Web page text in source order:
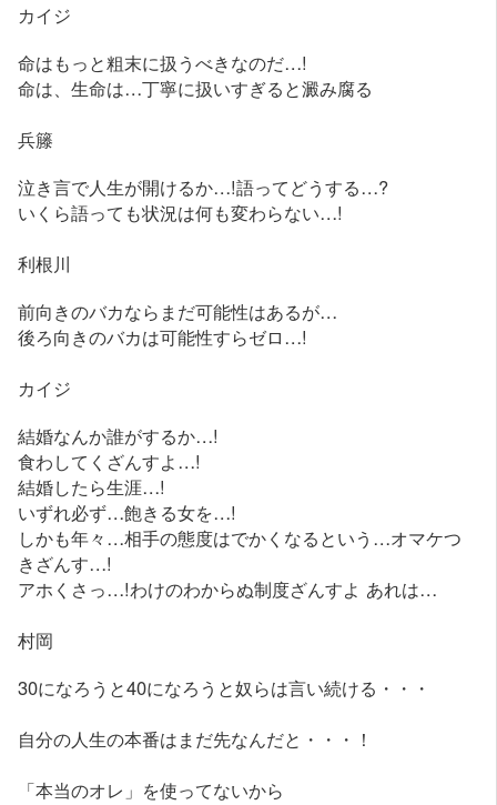
カイジ
命はもっと粗末に扱うべきなのだ…!
命は、生命は…丁寧に扱いすぎると澱み腐る
兵籐
泣き言で人生が開けるか…!語ってどうする…?
いくら語っても状況は何も変わらない…!
利根川
前向きのバカならまだ可能性はあるが…
後ろ向きのバカは可能性すらゼロ…!
カイジ
結婚なんか誰がするか…!
食わしてくざんすよ…!
結婚したら生涯…!
いずれ必ず…飽きる女を…!
しかも年々…相手の態度はでかくなるという…オマケつ
きざんす…!
アホくさっ…!わけのわからぬ制度ざんすよ あれは…
村岡
30になろうと40になろうと奴らは言い続ける・・・
自分の人生の本番はまだ先なんだと・・・！
「本当のオレ」を使ってないから